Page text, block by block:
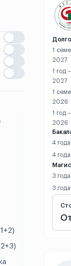
1
2027
1 год
2027
1
2026
1 год
2026
4
4
3
3